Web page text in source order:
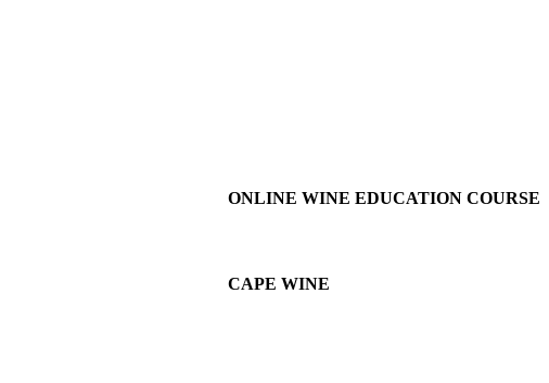
ONLINE WINE EDUCATION COURSE
CAPE WINE